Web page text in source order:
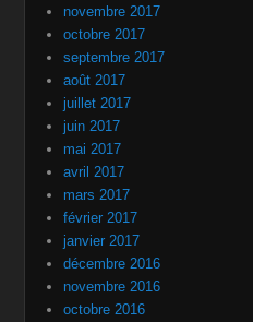
novembre 2017
octobre 2017
septembre 2017
août 2017
juillet 2017
juin 2017
mai 2017
avril 2017
mars 2017
février 2017
janvier 2017
décembre 2016
novembre 2016
octobre 2016